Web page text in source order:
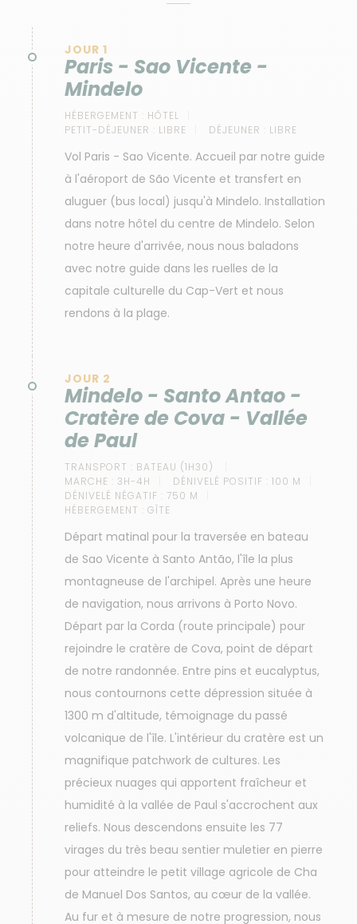
JOUR 1
Paris - Sao Vicente -
Mindelo
HÉBERGEMENT : HÔTEL
PETIT-DÉJEUNER : LIBRE DÉJEUNER : LIBRE
Vol Paris - Sao Vicente. Accueil par notre guide
à l'aéroport de São Vicente et transfert en
aluguer (bus local) jusqu'à Mindelo. Installation
dans notre hôtel du centre de Mindelo. Selon
notre heure d'arrivée, nous nous baladons
avec notre guide dans les ruelles de la
capitale culturelle du Cap-Vert et nous
rendons à la plage.
JOUR 2
Mindelo - Santo Antao -
Cratère de Cova - Vallée
de Paul
TRANSPORT : BATEAU (1H30)
MARCHE : 3H-4H DÉNIVELÉ POSITIF : 100 M
DÉNIVELÉ NÉGATIF : 750 M
HÉBERGEMENT : GÎTE
Départ matinal pour la traversée en bateau
de Sao Vicente à Santo Antão, l'île la plus
montagneuse de l'archipel. Après une heure
de navigation, nous arrivons à Porto Novo.
Départ par la Corda (route principale) pour
rejoindre le cratère de Cova, point de départ
de notre randonnée. Entre pins et eucalyptus,
nous contournons cette dépression située à
1300 m d'altitude, témoignage du passé
volcanique de l'île. L'intérieur du cratère est un
magnifique patchwork de cultures. Les
précieux nuages qui apportent fraîcheur et
humidité à la vallée de Paul s'accrochent aux
reliefs. Nous descendons ensuite les 77
virages du très beau sentier muletier en pierre
pour atteindre le petit village agricole de Cha
de Manuel Dos Santos, au cœur de la vallée.
Au fur et à mesure de notre progression, nous